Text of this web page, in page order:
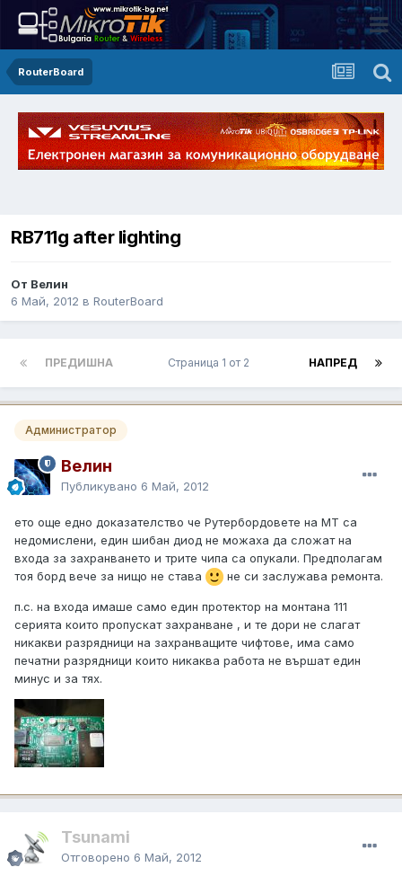
RouterBoard
RB711g after lighting
От Велин
6 Май, 2012 в RouterBoard
ПРЕДИШНА НАПРЕД
Страница 1 от 2
Администратор
Велин
Публикувано 6 Май, 2012
ето още едно доказателство че Рутербордовете на МТ са
недомислени, един шибан диод не можаха да сложат на
входа за захранването и трите чипа са опукали. Предполагам
тоя борд вече за нищо не става
не си заслужава ремонта.
п.с. на входа имаше само един протектор на монтана 111
серията които пропускат захранване , и те дори не слагат
никакви разрядници на захранващите чифтове, има само
печатни разрядници които никаква работа не вършат един
минус и за тях.
Tsunami
Отговорено 6 Май, 2012